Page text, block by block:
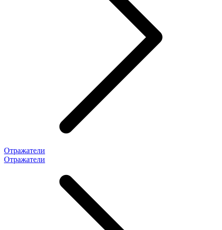
Отражатели
Отражатели